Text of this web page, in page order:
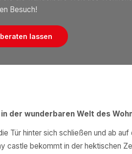
Besuch!
lassen
der wunderbaren Welt des
Tür hinter sich schließen und ab
castle bekommt in der hektischen